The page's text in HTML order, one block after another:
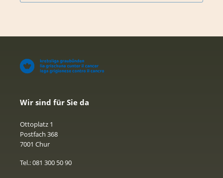
Wir sind für Sie da
Ottoplatz 1
Postfach 368
7001 Chur
Tel.: 081 300 50 90